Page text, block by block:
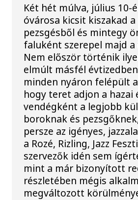
Két hét múlva, július 10-
óvárosa kicsit kiszakad
pezsgésből és mintegy
faluként szerepel majd
Nem először történik
elmúlt másfél
minden nyáron felépült
hogy teret adjon a hazai
vendégként a legjobb
boroknak és
persze az igényes,
a Rozé, Rizling, Jazz
szervezők idén sem
mint a már bizonyított
részletében mégis
megváltozott